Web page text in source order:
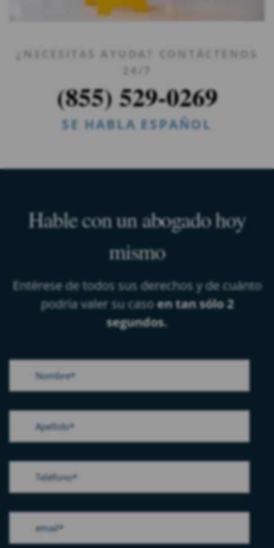
¿NECESITAS AYUDA? CONTÁCTENOS
24/7
(855) 529-0269
SE HABLA ESPAÑOL
Hable con un abogado hoy
mismo
Entérese de todos sus derechos y de cuánto
podría valer su casoen tan sólo 2
segundos.